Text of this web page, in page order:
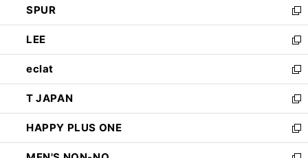
で
開
く
ド
ウ
で
開
く
ィ
ン
ド
ウ
で
開
く
い
ウ
ィ
ン
ド
ウ
で
開
く
SPUR
新
し
い
ウ
ィ
ン
ド
ウ
で
開
LEE
新
し
い
ウ
ィ
ン
ド
ウ
eclat
新
し
い
ウ
ィ
ン
T JAPAN
新
し
い
ウ
HAPPY PLUS ONE
新
し